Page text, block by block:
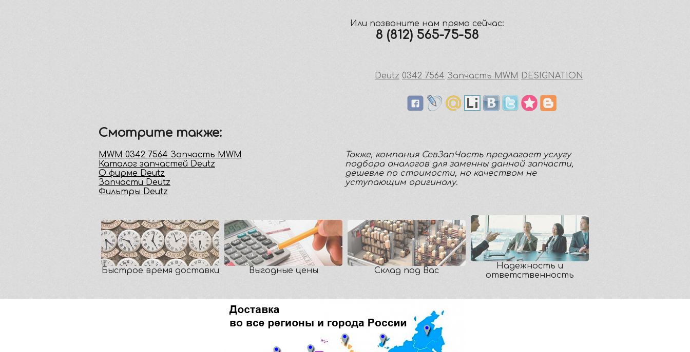
Или позвоните нам прямо сейчас:
8 (812) 565-75-58
Deutz 0342 7564 Запчасть MWM DESIGNATION
Смотрите также:
MWM 0342 7564 Запчасть MWM
Каталог запчастей Deutz
О фирме Deutz
Запчасти Deutz
Фильтры Deutz
Также, компания СевЗапЧасть предлагает услугу
подбора аналогов для заменны данной запчасти,
дешевле по стоимости, но качеством не
уступающим оригиналу.
Быстрое время доставки Выгодные цены Склад под Вас
Надежность и
ответственность